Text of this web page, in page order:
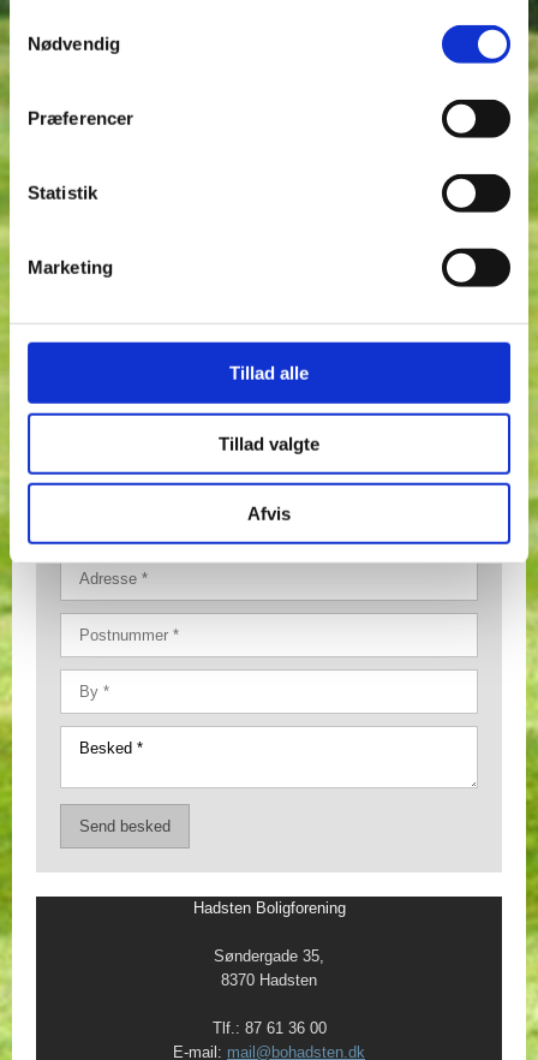
Samtykkevalg
Nødvendig
Præferencer
Statistik
Marketing
Tillad alle
Tillad valgte
Afvis
​Hadsten Boligforening
Søndergade 35,
8370 Hadsten
Tlf.: 87 61 36 00
E-mail: mail@bohadsten.dk